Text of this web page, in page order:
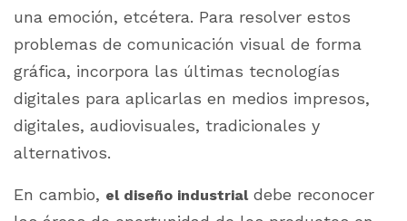
una emoción, etcétera. Para resolver estos
problemas de comunicación visual de forma
gráfica, incorpora las últimas tecnologías
digitales para aplicarlas en medios impresos,
digitales, audiovisuales, tradicionales y
alternativos.
En cambio, el diseño industrialdebe reconocer